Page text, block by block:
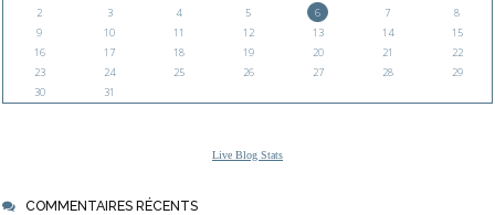
2
3 4 5 6 7
8
9
10 11 12 13 14
15
16
17 18 19 20 21
22
23
24 25 26 27 28
29
30
31
Live Blog Stats
COMMENTAIRES RÉCENTS